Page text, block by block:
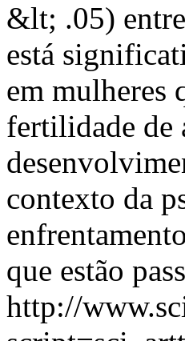
&lt; .05)
está
em mulheres
fertilidade de
contexto da
que estão
http://